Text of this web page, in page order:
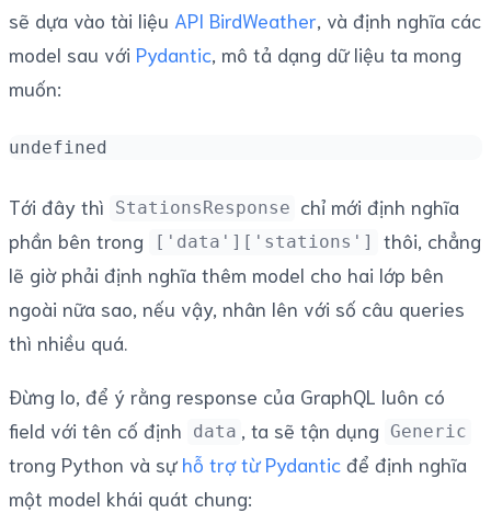
sẽ dựa vào tài liệu API BirdWeather , và định nghĩa các
model sau với Pydantic , mô tả dạng dữ liệu ta mong
muốn:
undefined
Tới đây thì StationsResponse chỉ mới định nghĩa
phần bên trong
['data']['stations']
thôi, chẳng
lẽ giờ phải định nghĩa thêm model cho hai lớp bên
ngoài nữa sao, nếu vậy, nhân lên với số câu queries
thì nhiều quá.
Đừng lo, để ý rằng response của GraphQL luôn có
field với tên cố định
data , ta sẽ tận dụng Generic
trong Python và sựhỗ trợ từ Pydantic để định nghĩa
một model khái quát chung: